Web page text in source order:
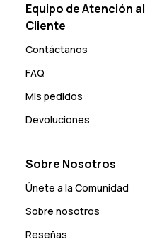
Equipo de Atención al
Cliente
Contáctanos
FAQ
Mis pedidos
Devoluciones
Sobre Nosotros
Únete a la Comunidad
Sobre nosotros
Reseñas